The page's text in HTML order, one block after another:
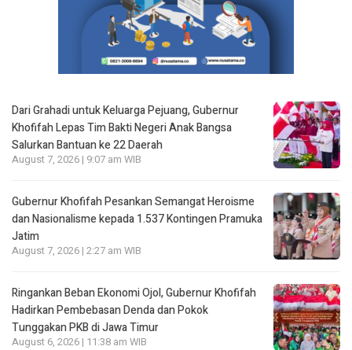
Dari Grahadi untuk Keluarga Pejuang, Gubernur
Khofifah Lepas Tim Bakti Negeri Anak Bangsa
Salurkan Bantuan ke 22 Daerah
August 7, 2026 | 9:07 am WIB
Gubernur Khofifah Pesankan Semangat Heroisme
dan Nasionalisme kepada 1.537 Kontingen Pramuka
Jatim
August 7, 2026 | 2:27 am WIB
Ringankan Beban Ekonomi Ojol, Gubernur Khofifah
Hadirkan Pembebasan Denda dan Pokok
Tunggakan PKB di Jawa Timur
August 6, 2026 | 11:38 am WIB